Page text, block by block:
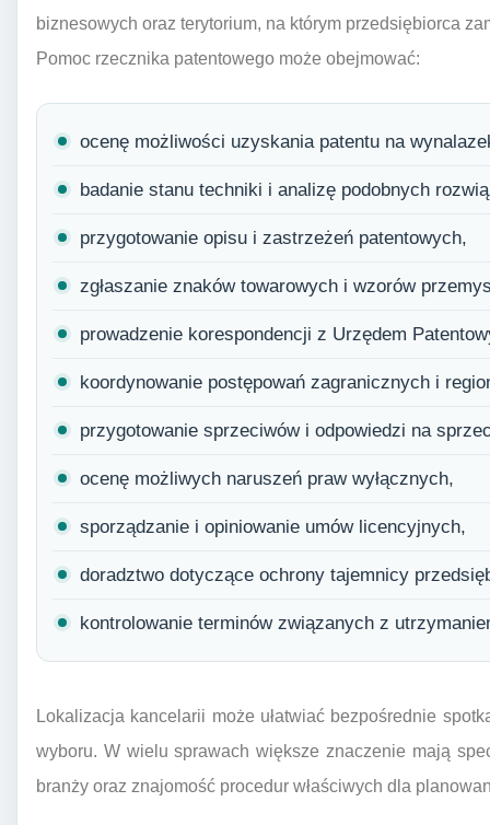
biznesowych oraz terytorium, na którym przedsiębiorca
Pomoc rzecznika patentowego może obejmować:
ocenę możliwości uzyskania patentu na
badanie stanu techniki i analizę podobnych
przygotowanie opisu i zastrzeżeń patentowych,
zgłaszanie znaków towarowych i wzorów
prowadzenie korespondencji z Urzędem
koordynowanie postępowań zagranicznych i
przygotowanie sprzeciwów i odpowiedzi na
ocenę możliwych naruszeń praw wyłącznych,
sporządzanie i opiniowanie umów licencyjnych,
doradztwo dotyczące ochrony tajemnicy
kontrolowanie terminów związanych z
Lokalizacja kancelarii może ułatwiać bezpośrednie
wyboru. W wielu sprawach większe znaczenie mają
branży oraz znajomość procedur właściwych dla